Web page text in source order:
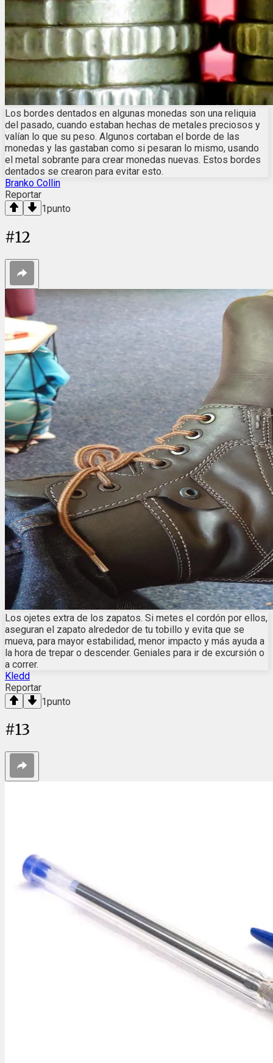
Los bordes dentados en algunas monedas son una reliquia
del pasado, cuando estaban hechas de metales preciosos y
valían lo que su peso. Algunos cortaban el borde de las
monedas y las gastaban como si pesaran lo mismo, usando
el metal sobrante para crear monedas nuevas. Estos bordes
dentados se crearon para evitar esto.
Branko Collin
Reportar
1punto
#12
Los ojetes extra de los zapatos. Si metes el cordón por ellos,
aseguran el zapato alrededor de tu tobillo y evita que se
mueva, para mayor estabilidad, menor impacto y más ayuda a
la hora de trepar o descender. Geniales para ir de excursión o
a correr.
Kledd
Reportar
1punto
#13